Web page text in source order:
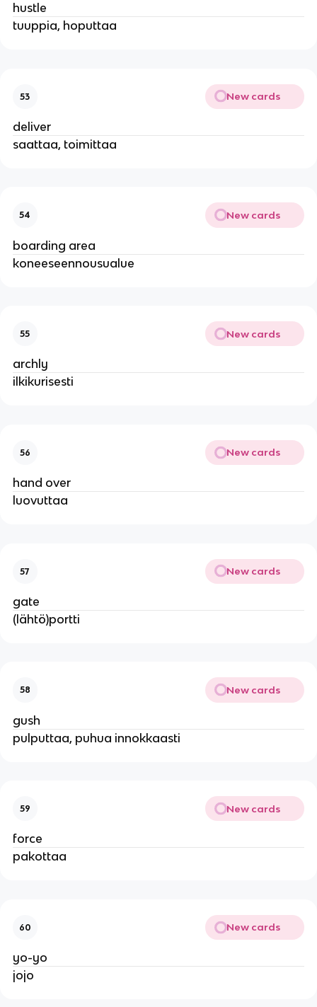
hustle
tuuppia, hoputtaa
53 New cards
deliver
saattaa, toimittaa
54 New cards
boarding area
koneeseennousualue
55 New cards
archly
ilkikurisesti
56 New cards
hand over
luovuttaa
57 New cards
gate
(lähtö)portti
58 New cards
gush
pulputtaa, puhua innokkaasti
59 New cards
force
pakottaa
60 New cards
yo-yo
jojo